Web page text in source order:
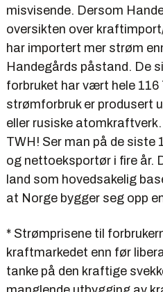
misvisende. Dersom
oversikten over
har importert mer strøm
Handegårds påstand. De
forbruket har vært hele
strømforbruk er produsert
eller rusiske
TWH! Ser man på de
og nettoeksportør i fire år.
land som hovedsakelig
at Norge bygger seg opp
* Strømprisene til
kraftmarkedet enn før
tanke på den kraftige